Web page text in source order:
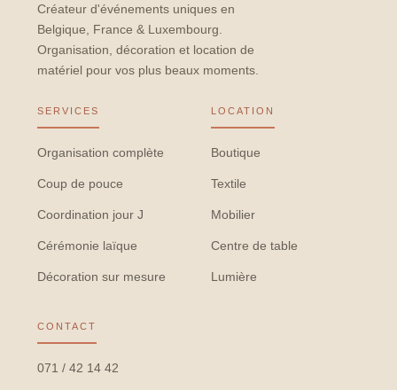
Créateur d'événements uniques en
Belgique, France & Luxembourg.
Organisation, décoration et location de
matériel pour vos plus beaux moments.
SERVICES
Organisation complète
Coup de pouce
Coordination jour J
Cérémonie laïque
Décoration sur mesure
LOCATION
Boutique
Textile
Mobilier
Centre de table
Lumière
CONTACT
071 / 42 14 42